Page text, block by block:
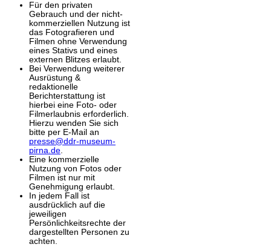
Für den privaten
Gebrauch und der nicht-
kommerziellen Nutzung ist
das Fotografieren und
Filmen ohne Verwendung
eines Stativs und eines
externen Blitzes erlaubt.
Bei Verwendung weiterer
Ausrüstung &
redaktionelle
Berichterstattung ist
hierbei eine Foto- oder
Filmerlaubnis erforderlich.
Hierzu wenden Sie sich
bitte per E-Mail an
presse@ddr-museum-
pirna.de.
Eine kommerzielle
Nutzung von Fotos oder
Filmen ist nur mit
Genehmigung erlaubt.
In jedem Fall ist
ausdrücklich auf die
jeweiligen
Persönlichkeitsrechte der
dargestellten Personen zu
achten.